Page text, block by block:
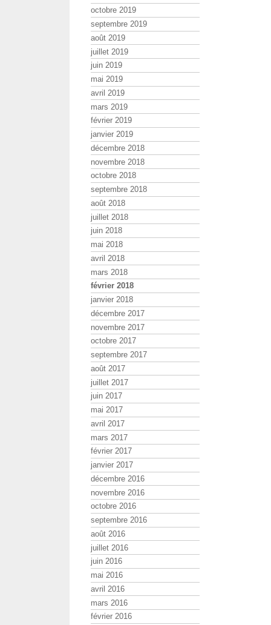
octobre 2019
septembre 2019
août 2019
juillet 2019
juin 2019
mai 2019
avril 2019
mars 2019
février 2019
janvier 2019
décembre 2018
novembre 2018
octobre 2018
septembre 2018
août 2018
juillet 2018
juin 2018
mai 2018
avril 2018
mars 2018
février 2018
janvier 2018
décembre 2017
novembre 2017
octobre 2017
septembre 2017
août 2017
juillet 2017
juin 2017
mai 2017
avril 2017
mars 2017
février 2017
janvier 2017
décembre 2016
novembre 2016
octobre 2016
septembre 2016
août 2016
juillet 2016
juin 2016
mai 2016
avril 2016
mars 2016
février 2016